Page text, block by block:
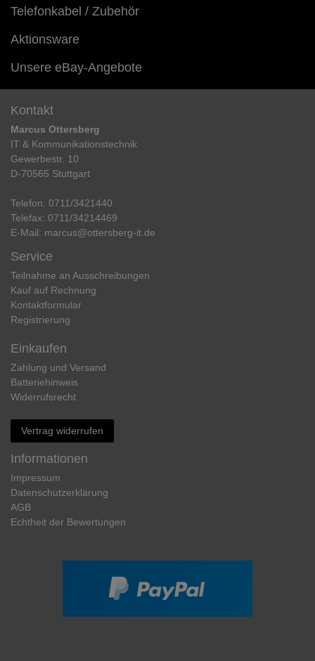
Telefonkabel / Zubehör
Aktionsware
Unsere eBay-Angebote
Kontakt
Marcus Ottersberg
IT & Kommunikationstechnik
Gewerbestr. 10
D-70565 Stuttgart
Telefon: 0711/3421440
Telefax: 0711/34214469
E-Mail: marcus@ottersberg-it.de
Service
Teilnahme an Ausschreibungen
Kauf auf Rechnung
Kontaktformular
Registrierung
Einkaufen
Zahlung und Versand
Batteriehinweis
Widerrufs­recht
Vertrag widerrufen
Informationen
Impressum
Daten­schutz­erklärung
AGB
Echtheit der Bewertungen